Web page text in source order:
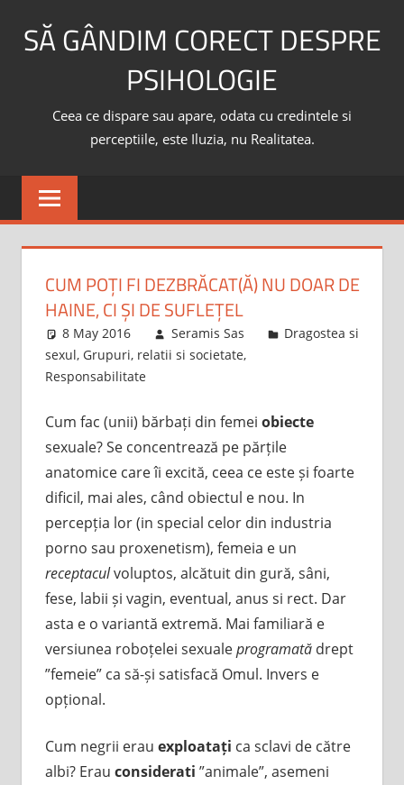
SĂ GÂNDIM CORECT DESPRE
PSIHOLOGIE
Ceea ce dispare sau apare, odata cu credintele si
perceptiile, este Iluzia, nu Realitatea.
CUM POȚI FI DEZBRĂCAT(Ă) NU DOAR DE
HAINE, CI ȘI DE SUFLEȚEL
8 May 2016 Seramis Sas
Dragostea si
sexul, Grupuri, relatii si societate,
Responsabilitate
Cum fac (unii) bărbați din femei obiecte
sexuale? Se concentrează pe părțile
anatomice care îi excită, ceea ce este și foarte
dificil, mai ales, când obiectul e nou. In
percepția lor (in special celor din industria
porno sau proxenetism), femeia e un
receptaculvoluptos, alcătuit din gură, sâni,
fese, labii și vagin, eventual, anus si rect. Dar
asta e o variantă extremă. Mai familiară e
versiunea roboțelei sexualeprogramatădrept
”femeie” ca să-și satisfacă Omul. Invers e
opțional.
Cum negrii erau exploatați ca sclavi de către
albi? Erau considerati ”animale”, asemeni